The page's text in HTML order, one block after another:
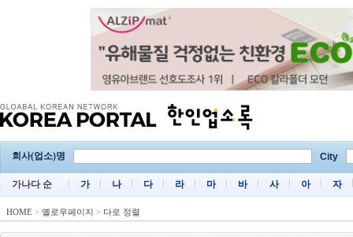
회사(업소)명 City
가나다 순 가 나 다 라 마 바 사 아 자
HOME > 옐로우페이지 > 다로 정렬